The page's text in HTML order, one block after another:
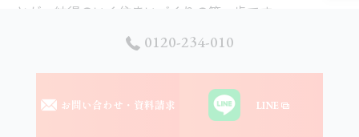
とが、納得のいく住まいづくりの第一歩です。
電動シャッターの耐用年数
0120-234-010
お問い合わせ・資料請求 LINE